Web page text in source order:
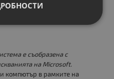
е съобразена с
на Microsoft.
компютър в рамките на